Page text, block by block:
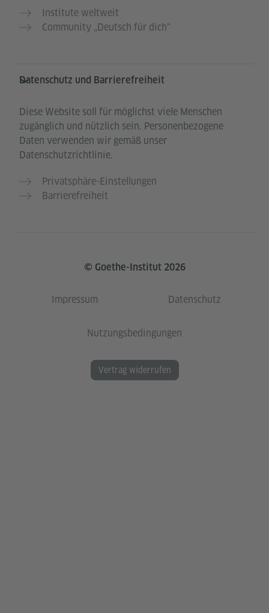
Institute weltweit
Community „Deutsch für dich“
Datenschutz und Barrierefreiheit
Diese Website soll für möglichst viele Menschen
zugänglich und nützlich sein. Personenbezogene
Daten verwenden wir gemäß unser
Datenschutzrichtlinie.
Privatsphäre-Einstellungen
Barrierefreiheit
© Goethe-Institut 2026
Impressum Datenschutz
Nutzungsbedingungen
Vertrag widerrufen